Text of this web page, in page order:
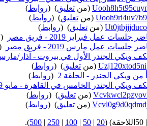
(من تعليق) ‏
(روابط)
(من تعليق) ‏
(روابط)
(من تعليق) ‏
(روابط)
عمل فبراير 2019 - فريق مصر
(
عمل مارس 2019 - فريق مصر
الجندر الأول في بيروت - آذار/مارس 2019/توثيق جلسات
(من تعليق) ‏
(روابط)
ويكي الجندر - الحلقة 2
(روابط)
الجندر الخامس في القاهرة - مايو 2019/توثيق جلسات المعتكف
(من تعليق) ‏
(روابط)
(من تعليق) ‏
(روابط)
20
|
50
|
100
|
250
|
500
).